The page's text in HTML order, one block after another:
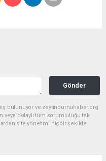
Gönder
bulunuyor ve zeytinburnuhaber.org
veya dolaylı tüm sorumluluğu tek
site yönetimi hiçbir şekilde